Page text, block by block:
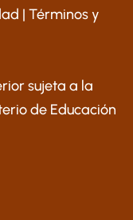
| Términos y
sujeta a la
de Educación